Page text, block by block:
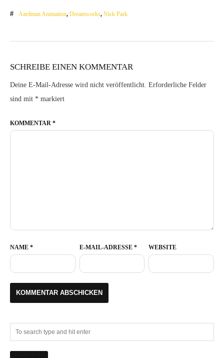
Aardman Animation, Dreamworks, Nick Park
SCHREIBE EINEN KOMMENTAR
Deine E-Mail-Adresse wird nicht veröffentlicht. Erforderliche Felder
sind mit * markiert
KOMMENTAR *
NAME * E-MAIL-ADRESSE * WEBSITE